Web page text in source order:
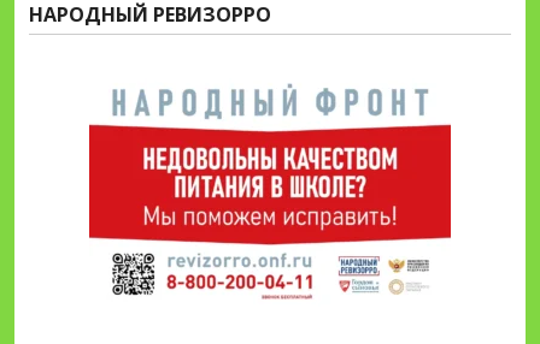
НАРОДНЫЙ РЕВИЗОРРО